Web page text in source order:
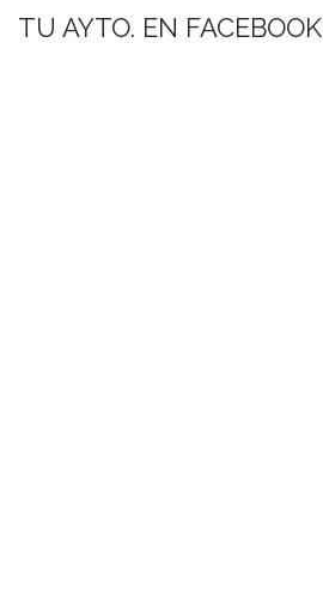
TU AYTO. EN FACEBOOK